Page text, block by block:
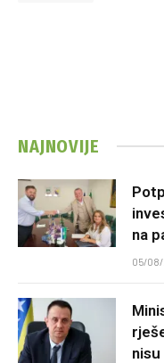
NAJNOVIJE
na
05/